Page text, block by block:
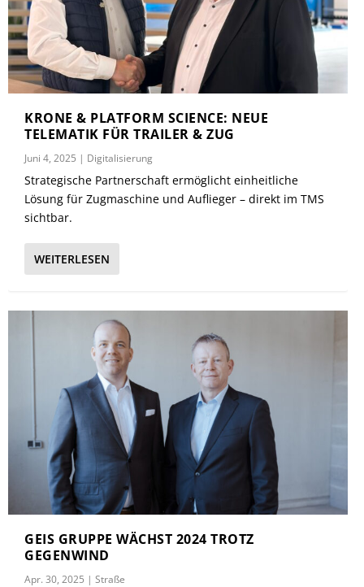
KRONE & PLATFORM SCIENCE: NEUE
TELEMATIK FÜR TRAILER & ZUG
Juni 4, 2025 | Digitalisierung
Strategische Partnerschaft ermöglicht einheitliche
Lösung für Zugmaschine und Auflieger – direkt im TMS
sichtbar.
WEITERLESEN
GEIS GRUPPE WÄCHST 2024 TROTZ
GEGENWIND
Apr. 30, 2025 |Straße